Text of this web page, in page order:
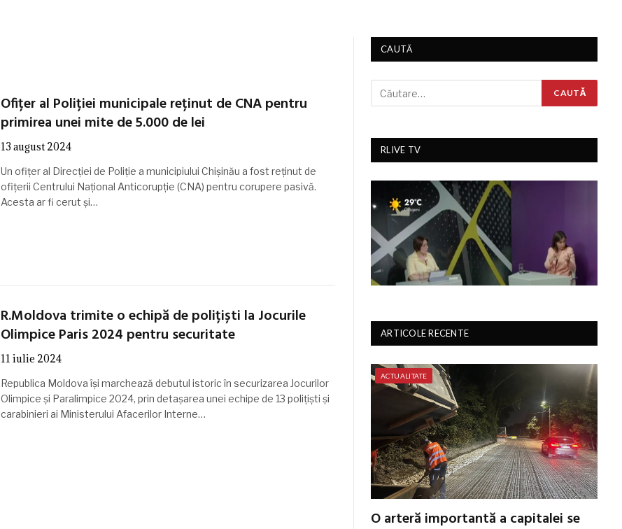
Ofițer al Poliției municipale reținut de CNA pentru
primirea unei mite de 5.000 de lei
13 august 2024
Un ofițer al Direcției de Poliție a municipiului Chișinău a fost reținut de
ofițerii Centrului Național Anticorupție (CNA) pentru corupere pasivă.
Acesta ar fi cerut și…
R.Moldova trimite o echipă de polițiști la Jocurile
Olimpice Paris 2024 pentru securitate
11 iulie 2024
Republica Moldova își marchează debutul istoric în securizarea Jocurilor
Olimpice și Paralimpice 2024, prin detașarea unei echipe de 13 polițiști și
carabinieri ai Ministerului Afacerilor Interne…
CAUTĂ
RLIVE TV
ARTICOLE RECENTE
ACTUALITATE
O arteră importantă a capitalei se